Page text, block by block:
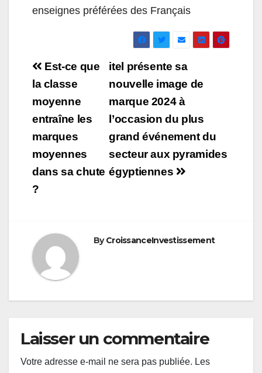
enseignes préférées des Français
Navigation
de
l’article
itel présente sa
nouvelle image de
marque 2024 à
l’occasion du plus
grand événement du
secteur aux pyramides
égyptiennes
Est-ce que
la classe
moyenne
entraîne les
marques
moyennes
dans sa chute
?
ByCroissanceInvestissement
Laisser un commentaire
Votre adresse e-mail ne sera pas publiée. Les